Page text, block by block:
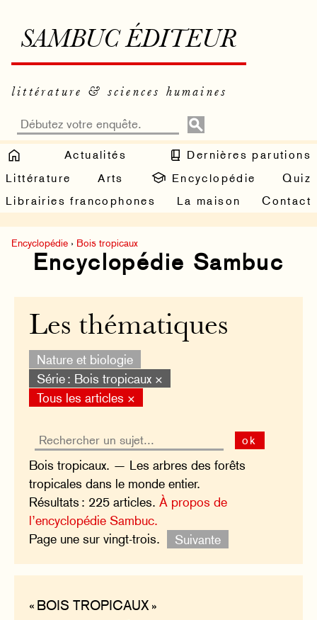
SAMBUC ÉDITEUR
littérature & sciences humaines
Actualités
Dernières parutions
Littérature
Arts Encyclopédie
Quiz
Librairies francophones
La maison Contact
Encyclopédie › Bois tropicaux
Encyclopédie Sambuc
Les thématiques
Nature et biologie
Série : Bois tropicaux ×
Tous les articles ×
ok
Bois tropicaux. — Les arbres des forêts
tropicales dans le monde entier.
Résultats : 225 articles.À propos de
l’encyclopédie Sambuc.
Page une sur vingt-trois.
Suivante
« BOIS TROPICAUX »